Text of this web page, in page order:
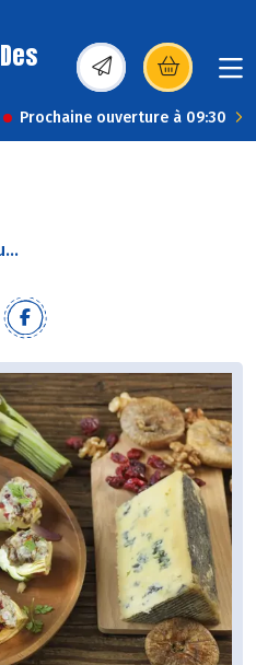
(s’ouvre dans une
Prochaine ouverture à 09:30